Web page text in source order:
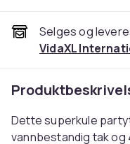
Selges og
VidaXL
Dette superkule
vannbestandig tak